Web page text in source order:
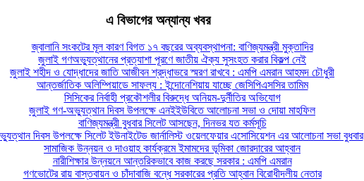
এ বিভাগের অন্যান্য খবর
জ্বালানি সংকটের মূল কারণ বিগত ১৭ বছরের অব্যবস্থাপনা: বাণিজ্যমন্ত্রী মুক্তাদির
জুলাই গণঅভ্যুত্থানের প্রত্যাশা পূরণে জাতীয় ঐক্য সুসংহত করার বিকল্প নেই
জুলাই শহীদ ও যোদ্ধাদের জাতি আজীবন শ্রদ্ধাভরে স্মরণ রাখবে : এমপি এমরান আহমদ চৌধুরী
আন্তর্জাতিক অলিম্পিয়াডে সাফল্য : ইন্দোনেশিয়ায় যাচ্ছে জেসিপিএসসির তামিম
সিসিকের নির্বাহী প্রকৌশলীর বিরুদ্ধে অনিয়ম-দুর্নীতির অভিযোগ
জুলাই গণ-অভ্যুত্থান দিবস উপলক্ষে এনইইউবিতে আলোচনা সভা ও দোয়া মাহফিল
বাণিজ্যমন্ত্রী বুধবার সিলেট আসছেন, দিনভর যত কর্মসূচি
দিবস উপলক্ষে সিলেট ইউনাইটেড জার্নালিস্ট ওয়েলফেয়ার এসোসিয়েশন এর আলোচনা সভা বুধবার
সামাজিক উন্নয়ন ও দাওয়াহ কার্যক্রমে ইমামদের ভূমিকা জোরদারের আহ্বান
নারীশিক্ষার উন্নয়নে আন্তরিকভাবে কাজ করছে সরকার : এমপি এমরান
গণভোটের রায় বাস্তবায়ন ও চাঁদাবাজি বন্ধে সরকারের প্রতি আহ্বান বিরোধীদলীয় নেতার